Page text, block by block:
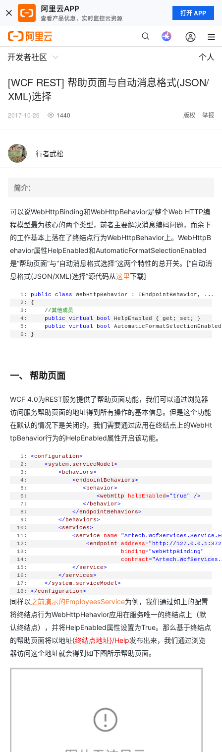
打开 APP
开发者社区 个人
[WCF REST] 帮助页面与自动消息格式(JSON/
XML)选择
2017-10-26 1440 版权 举报
行者武松
简介：
可以说WebHttpBinding和WebHttpBehavior是整个Web HTTP编
程模型最为核心的两个类型，前者主要解决消息编码问题，而余下
的工作基本上落在了终结点行为WebHttpBehavior上。WebHttpB
ehavior属性HelpEnabled和AutomaticFormatSelectionEnabled
是“帮助页面”与“自动消息格式选择”这两个特性的总开关。[“自动消
息格式(JSON/XML)选择”源代码从这里下载]
   1:
public class WebHttpBehavior : IEndpointBehavior, ...
   2:
{
   3:
//其他成员
   4:
public virtual bool HelpEnabled { get; set; }
   5:
public virtual bool
   6:
}
一、 帮助页面
WCF 4.0为REST服务提供了帮助页面功能，我们可以通过浏览器
访问服务帮助页面的地址得到所有操作的基本信息。但是这个功能
在默认的情况下是关闭的，我们需要通过应用在终结点上的WebHt
tpBehavior行为的HelpEnabled属性开启该功能。
   1:
<configuration>
   2:
<system.serviceModel>
   3:
< behaviors>
   4:
<endpointBehaviors>
   5:
< behavior>
   6:
<webHttp helpEnabled="true"
/>
   7:
</ behavior>
   8:
</endpointBehaviors>
   9:
</ behaviors>
  10:
<services>
  11:
<service name
  12:
<endpoint address="http://
  13:
binding="webHttpBinding"
  14:
contract
  15:
</service>
  16:
</services>
  17:
</system.serviceModel>
  18:
</configuration>
同样以之前演示的EmployeesService为例，我们通过如上的配置
将终结点行为WebHttpHehavior应用在服务唯一的终结点上（默
认终结点），并将HelpEnabled属性设置为True。那么基于终结点
的帮助页面将以地址{终结点地址}/Help发布出来，我们通过浏览
器访问这个地址就会得到如下图所示帮助页面。